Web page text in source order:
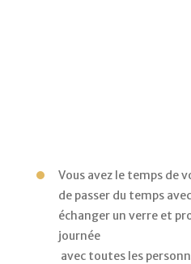
Vous avez le temps de
de passer du temps
échanger un verre et
journée
avec toutes les